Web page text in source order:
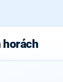
horách